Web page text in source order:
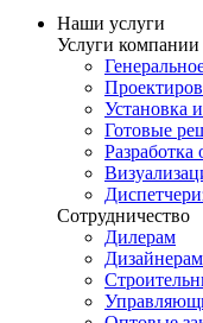
Наши услуги
Услуги компании
Установка
Готовые
Разработка
Сотрудничество
Дилерам